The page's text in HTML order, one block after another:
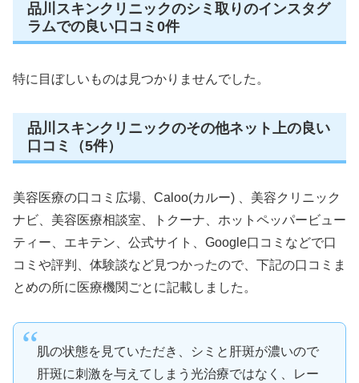
品川スキンクリニックのシミ取りのインスタグ
ラムでの良い口コミ0件
特に目ぼしいものは見つかりませんでした。
品川スキンクリニックのその他ネット上の良い
口コミ（5件）
美容医療の口コミ広場、Caloo(カルー) 、美容クリニック
ナビ、美容医療相談室、トクーナ、ホットペッパービュー
ティー、エキテン、公式サイト、Google口コミなどで口
コミや評判、体験談など見つかったので、下記の口コミま
とめの所に医療機関ごとに記載しました。
肌の状態を見ていただき、シミと肝斑が濃いので
肝斑に刺激を与えてしまう光治療ではなく、レー